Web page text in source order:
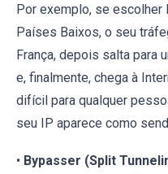
Por exemplo, se escolher
Países Baixos, o seu
França, depois salta para
e, finalmente, chega à
difícil para qualquer
seu IP aparece como
• Bypasser (Split